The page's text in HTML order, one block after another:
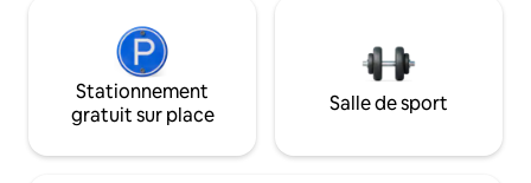
Stationnement
gratuit sur place
Salle de sport